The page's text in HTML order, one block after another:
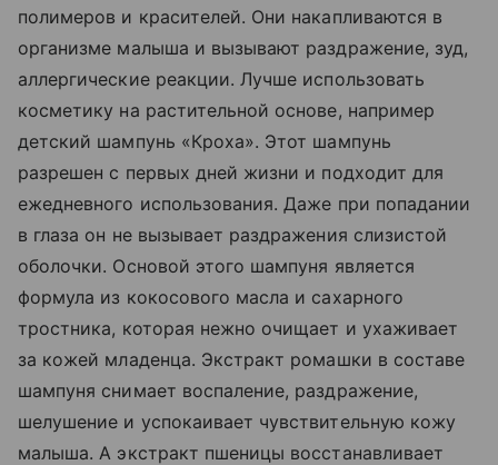
полимеров и красителей. Они накапливаются в
организме малыша и вызывают раздражение, зуд,
аллергические реакции. Лучше использовать
косметику на растительной основе, например
детский шампунь «Кроха». Этот шампунь
разрешен с первых дней жизни и подходит для
ежедневного использования. Даже при попадании
в глаза он не вызывает раздражения слизистой
оболочки. Основой этого шампуня является
формула из кокосового масла и сахарного
тростника, которая нежно очищает и ухаживает
за кожей младенца. Экстракт ромашки в составе
шампуня снимает воспаление, раздражение,
шелушение и успокаивает чувствительную кожу
малыша. А экстракт пшеницы восстанавливает